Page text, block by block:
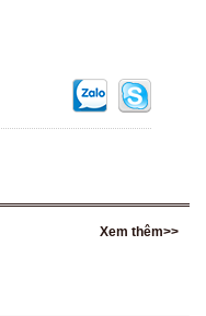
Xem thêm>>